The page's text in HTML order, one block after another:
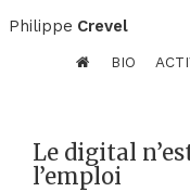
Philippe Crevel
BIO
Le digital
l’emploi